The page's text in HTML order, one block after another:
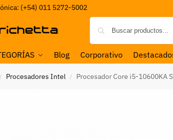
(+54) 011 5272-5002
Blog Corporativo
/ Procesadores Intel / Procesador Core i5-10600KA